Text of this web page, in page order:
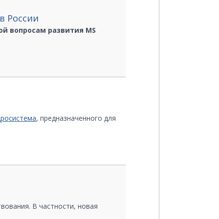
библиотеки GERG-2008,
версию программы.
России
вопросам развития MS
клубе exDynamics Club.
Dynamics CRM в России.
, предназначенного для
и изменениям программы.
лицензию Гидросистема
В частности, новая